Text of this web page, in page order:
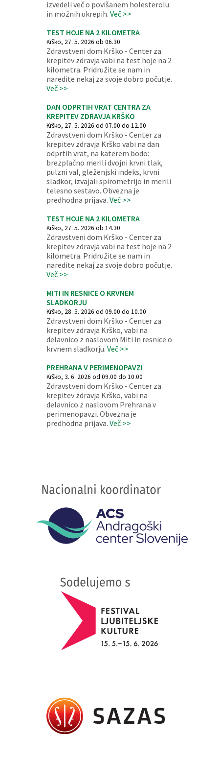
izvedeli več o povišanem holesterolu
in možnih ukrepih. Več >>
TEST HOJE NA 2 KILOMETRA
Krško, 27. 5. 2026 ob 06.30
Zdravstveni dom Krško - Center za
krepitev zdravja vabi na test hoje na 2
kilometra. Pridružite se nam in
naredite nekaj za svoje dobro počutje.
Več >>
DAN ODPRTIH VRAT CENTRA ZA
KREPITEV ZDRAVJA KRŠKO
Krško, 27. 5. 2026 od 07.00 do 12.00
Zdravstveni dom Krško - Center za
krepitev zdravja Krško vabi na dan
odprtih vrat, na katerem bodo:
brezplačno merili dvojni krvni tlak,
pulzni val, gleženjski indeks, krvni
sladkor, izvajali spirometrijo in merili
telesno sestavo. Obvezna je
predhodna prijava. Več >>
TEST HOJE NA 2 KILOMETRA
Krško, 27. 5. 2026 ob 14.30
Zdravstveni dom Krško - Center za
krepitev zdravja vabi na test hoje na 2
kilometra. Pridružite se nam in
naredite nekaj za svoje dobro počutje.
Več >>
MITI IN RESNICE O KRVNEM
SLADKORJU
Krško, 28. 5. 2026 od 09.00 do 10.00
Zdravstveni dom Krško - Center za
krepitev zdravja Krško, vabi na
delavnico z naslovom Miti in resnice o
krvnem sladkorju. Več >>
PREHRANA V PERIMENOPAVZI
Krško, 3. 6. 2026 od 09.00 do 10.00
Zdravstveni dom Krško - Center za
krepitev zdravja Krško, vabi na
delavnico z naslovom Prehrana v
perimenopavzi. Obvezna je
predhodna prijava. Več >>